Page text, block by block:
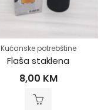
Kućanske potrebštine
Flaša staklena
8,00 KM